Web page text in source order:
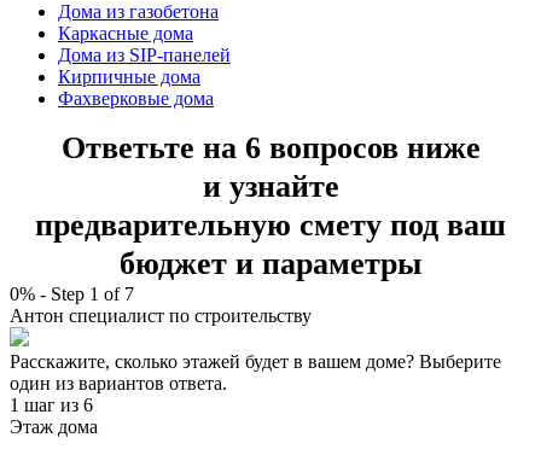
Дома из газобетона
Каркасные дома
Дома из SIP-панелей
Кирпичные дома
Фахверковые дома
Ответьте на 6 вопросов ниже
и узнайте
предварительную смету под ваш
бюджет и параметры
0% - Step 1 of 7
Антон специалист по строительству
Расскажите, сколько этажей будет в вашем доме? Выберите
один из вариантов ответа.
1 шаг из 6
Этаж дома